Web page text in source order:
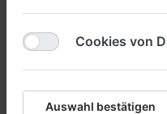
Art.-
Cookies von
Auswahl bestätigen